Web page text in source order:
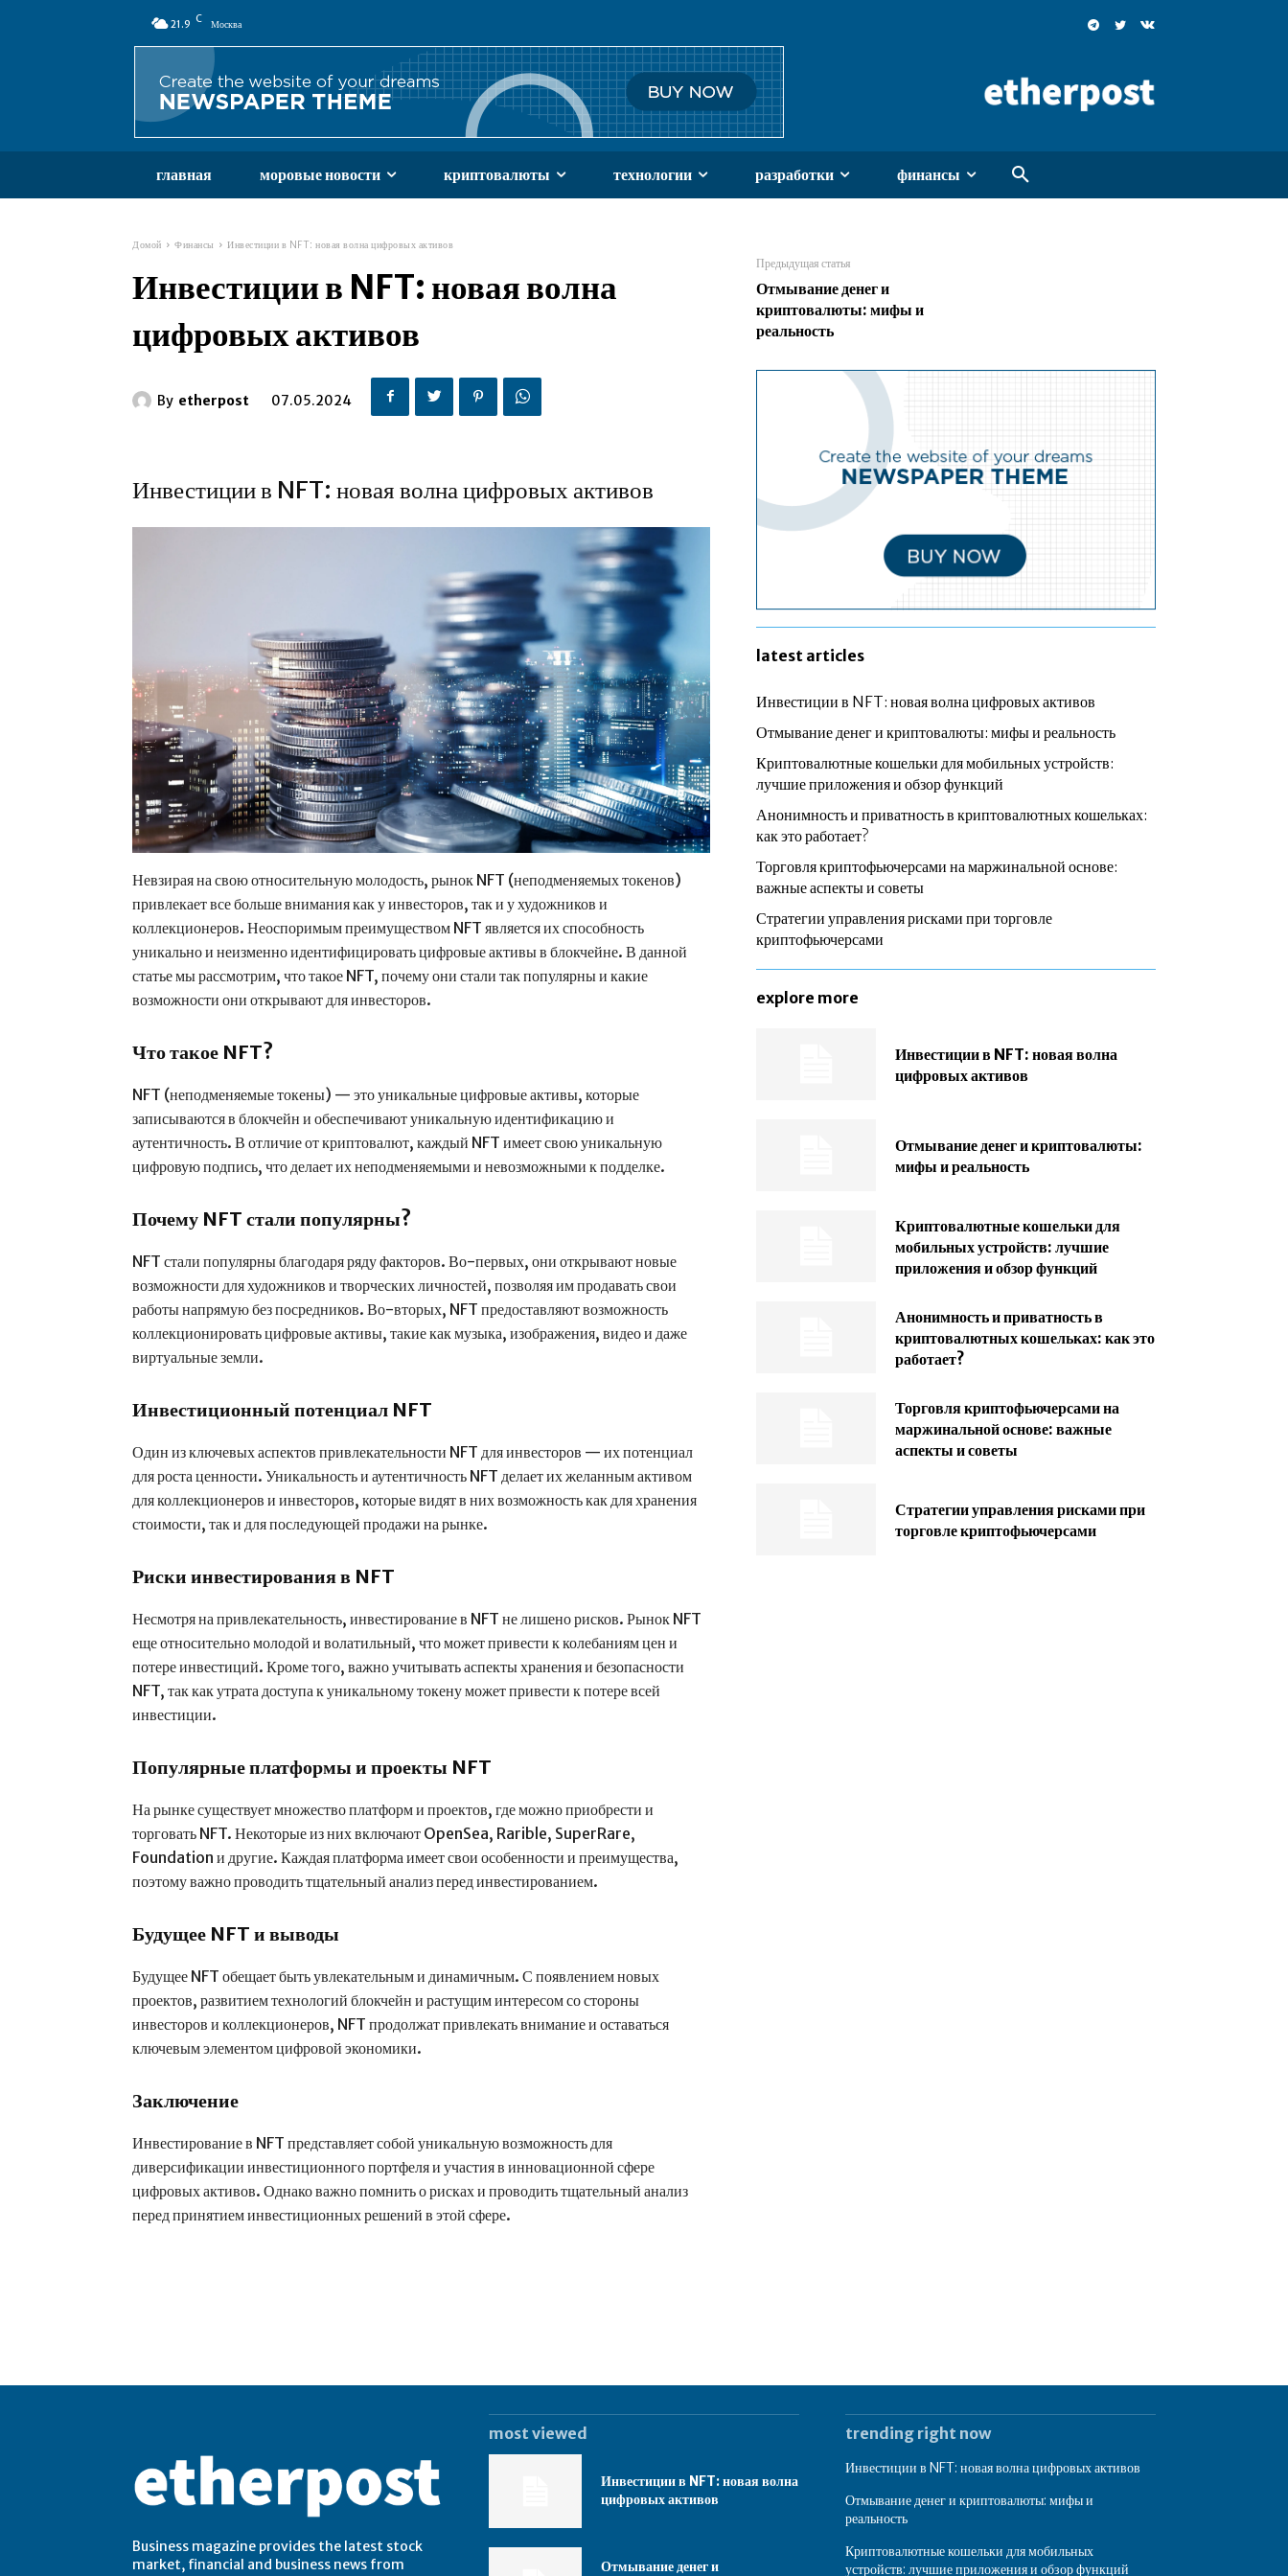
21.9 C Москва
главная моровые новости криптовалюты технологии разработки финансы
Домой Финансы Инвестиции в NFT: новая волна цифровых активов
Инвестиции в NFT: новая волна
цифровых активов
By etherpost 07.05.2024
Инвестиции в NFT: новая волна цифровых активов
Невзирая на свою относительную молодость, рынок NFT (неподменяемых токенов)
привлекает все больше внимания как у инвесторов, так и у художников и
коллекционеров. Неоспоримым преимуществом NFT является их способность
уникально и неизменно идентифицировать цифровые активы в блокчейне. В данной
статье мы рассмотрим, что такое NFT, почему они стали так популярны и какие
возможности они открывают для инвесторов.
Что такое NFT?
NFT (неподменяемые токены) — это уникальные цифровые активы, которые
записываются в блокчейн и обеспечивают уникальную идентификацию и
аутентичность. В отличие от криптовалют, каждый NFT имеет свою уникальную
цифровую подпись, что делает их неподменяемыми и невозможными к подделке.
Почему NFT стали популярны?
NFT стали популярны благодаря ряду факторов. Во-первых, они открывают новые
возможности для художников и творческих личностей, позволяя им продавать свои
работы напрямую без посредников. Во-вторых, NFT предоставляют возможность
коллекционировать цифровые активы, такие как музыка, изображения, видео и даже
виртуальные земли.
Инвестиционный потенциал NFT
Один из ключевых аспектов привлекательности NFT для инвесторов — их потенциал
для роста ценности. Уникальность и аутентичность NFT делает их желанным активом
для коллекционеров и инвесторов, которые видят в них возможность как для хранения
стоимости, так и для последующей продажи на рынке.
Риски инвестирования в NFT
Несмотря на привлекательность, инвестирование в NFT не лишено рисков. Рынок NFT
еще относительно молодой и волатильный, что может привести к колебаниям цен и
потере инвестиций. Кроме того, важно учитывать аспекты хранения и безопасности
NFT, так как утрата доступа к уникальному токену может привести к потере всей
инвестиции.
Популярные платформы и проекты NFT
На рынке существует множество платформ и проектов, где можно приобрести и
торговать NFT. Некоторые из них включают OpenSea, Rarible, SuperRare,
Foundation и другие. Каждая платформа имеет свои особенности и преимущества,
поэтому важно проводить тщательный анализ перед инвестированием.
Будущее NFT и выводы
Будущее NFT обещает быть увлекательным и динамичным. С появлением новых
проектов, развитием технологий блокчейн и растущим интересом со стороны
инвесторов и коллекционеров, NFT продолжат привлекать внимание и оставаться
ключевым элементом цифровой экономики.
Заключение
Инвестирование в NFT представляет собой уникальную возможность для
диверсификации инвестиционного портфеля и участия в инновационной сфере
цифровых активов. Однако важно помнить о рисках и проводить тщательный анализ
перед принятием инвестиционных решений в этой сфере.
Предыдущая статья
Отмывание денег и
криптовалюты: мифы и
реальность
latest articles
Инвестиции в NFT: новая волна цифровых активов
Отмывание денег и криптовалюты: мифы и реальность
Криптовалютные кошельки для мобильных устройств:
лучшие приложения и обзор функций
Анонимность и приватность в криптовалютных кошельках:
как это работает?
Торговля криптофьючерсами на маржинальной основе:
важные аспекты и советы
Стратегии управления рисками при торговле
криптофьючерсами
explore more
Инвестиции в NFT: новая волна
цифровых активов
Отмывание денег и криптовалюты:
мифы и реальность
Криптовалютные кошельки для
мобильных устройств: лучшие
приложения и обзор функций
Анонимность и приватность в
криптовалютных кошельках: как это
работает?
Торговля криптофьючерсами на
маржинальной основе: важные
аспекты и советы
Стратегии управления рисками при
торговле криптофьючерсами
Business magazine provides the latest stock
market, financial and business news from
most viewed
Инвестиции в NFT: новая волна
цифровых активов
Отмывание денег и
trending right now
Инвестиции в NFT: новая волна цифровых активов
Отмывание денег и криптовалюты: мифы и
реальность
Криптовалютные кошельки для мобильных
устройств: лучшие приложения и обзор функций